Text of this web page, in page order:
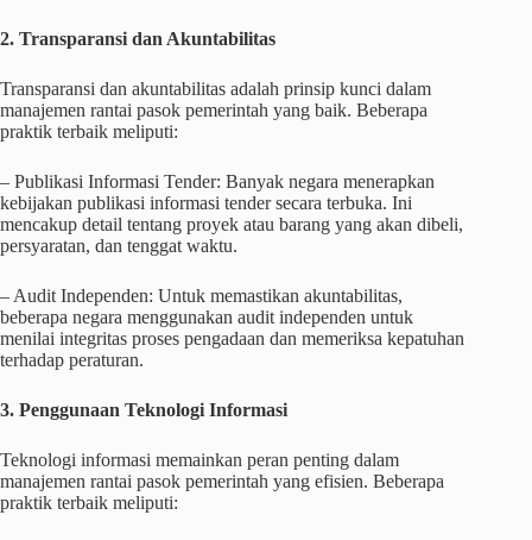
2. Transparansi dan Akuntabilitas
Transparansi dan akuntabilitas adalah prinsip kunci dalam
manajemen rantai pasok pemerintah yang baik. Beberapa
praktik terbaik meliputi:
– Publikasi Informasi Tender: Banyak negara menerapkan
kebijakan publikasi informasi tender secara terbuka. Ini
mencakup detail tentang proyek atau barang yang akan dibeli,
persyaratan, dan tenggat waktu.
– Audit Independen: Untuk memastikan akuntabilitas,
beberapa negara menggunakan audit independen untuk
menilai integritas proses pengadaan dan memeriksa kepatuhan
terhadap peraturan.
3. Penggunaan Teknologi Informasi
Teknologi informasi memainkan peran penting dalam
manajemen rantai pasok pemerintah yang efisien. Beberapa
praktik terbaik meliputi: